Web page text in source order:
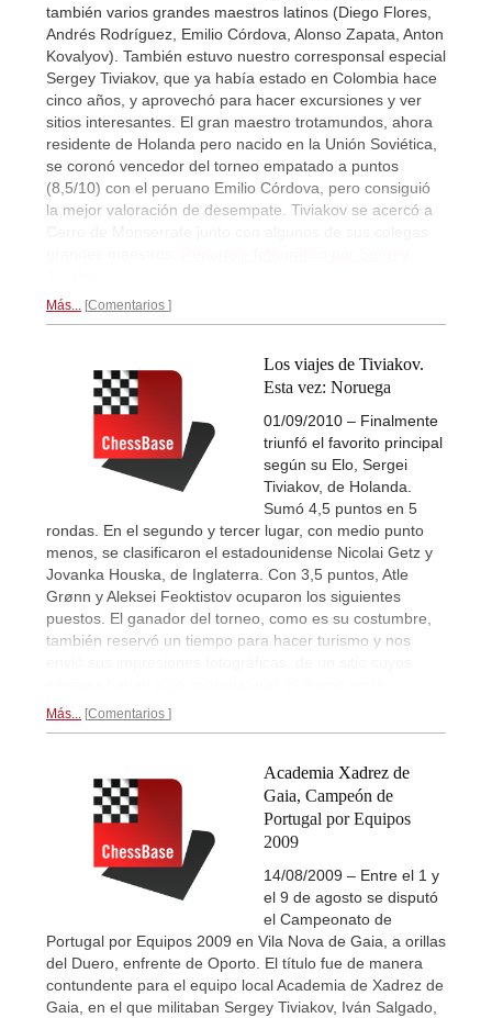
también varios grandes maestros latinos (Diego Flores,
Andrés Rodríguez, Emilio Córdova, Alonso Zapata, Anton
Kovalyov). También estuvo nuestro corresponsal especial
Sergey Tiviakov, que ya había estado en Colombia hace
cinco años, y aprovechó para hacer excursiones y ver
sitios interesantes. El gran maestro trotamundos, ahora
residente de Holanda pero nacido en la Unión Soviética,
se coronó vencedor del torneo empatado a puntos
(8,5/10) con el peruano Emilio Córdova, pero consiguió
la mejor valoración de desempate. Tiviakov se acercó a
Más... Comentarios
Los viajes de Tiviakov.
Esta vez: Noruega
01/09/2010 – Finalmente
triunfó el favorito principal
según su Elo, Sergei
Tiviakov, de Holanda.
Sumó 4,5 puntos en 5
rondas. En el segundo y tercer lugar, con medio punto
menos, se clasificaron el estadounidense Nicolai Getz y
Jovanka Houska, de Inglaterra. Con 3,5 puntos, Atle
Grønn y Aleksei Feoktistov ocuparon los siguientes
puestos. El ganador del torneo, como es su costumbre,
también reservó un tiempo para hacer turismo y nos
Más... Comentarios
Academia Xadrez de
Gaia, Campeón de
Portugal por Equipos
2009
14/08/2009 – Entre el 1 y
el 9 de agosto se disputó
el Campeonato de
Portugal por Equipos 2009 en Vila Nova de Gaia, a orillas
del Duero, enfrente de Oporto. El título fue de manera
contundente para el equipo local Academia de Xadrez de
Gaia, en el que militaban Sergey Tiviakov, Iván Salgado,